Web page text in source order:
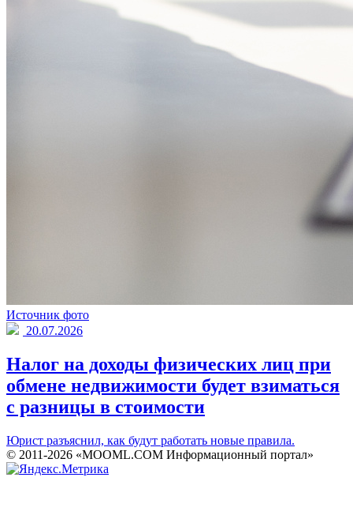
Источник фото
20.07.2026
Налог на доходы физических лиц при
обмене недвижимости будет взиматься
с разницы в стоимости
Юрист разъяснил, как будут работать новые правила.
© 2011-2026 «MOOML.COM Информационный портал»